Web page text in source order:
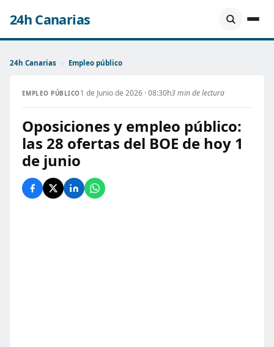
24h Canarias
24h Canarias › Empleo público
EMPLEO PÚBLICO1 de Junio de 2026 · 08:30h3 min de lectura
Oposiciones y empleo público:
las 28 ofertas del BOE de hoy 1
de junio